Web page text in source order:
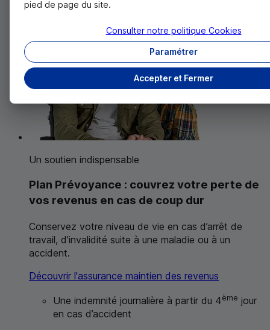
Un contrat pour toute la famille
Un soutien indispensable
Plan Prévoyance : couvrez votre perte de
vos revenus en cas de coup dur
Conservez votre niveau de vie en cas d’arrêt de
travail, d’invalidité suite à une maladie ou à un
accident.
Découvrir l'assurance maintien des revenus
Une indemnité journalière à partir du 4ème jour
en cas d’accident
pied de page du site.
Accepter et Fermer
Paramétrer
Consulter notre politique Cookies